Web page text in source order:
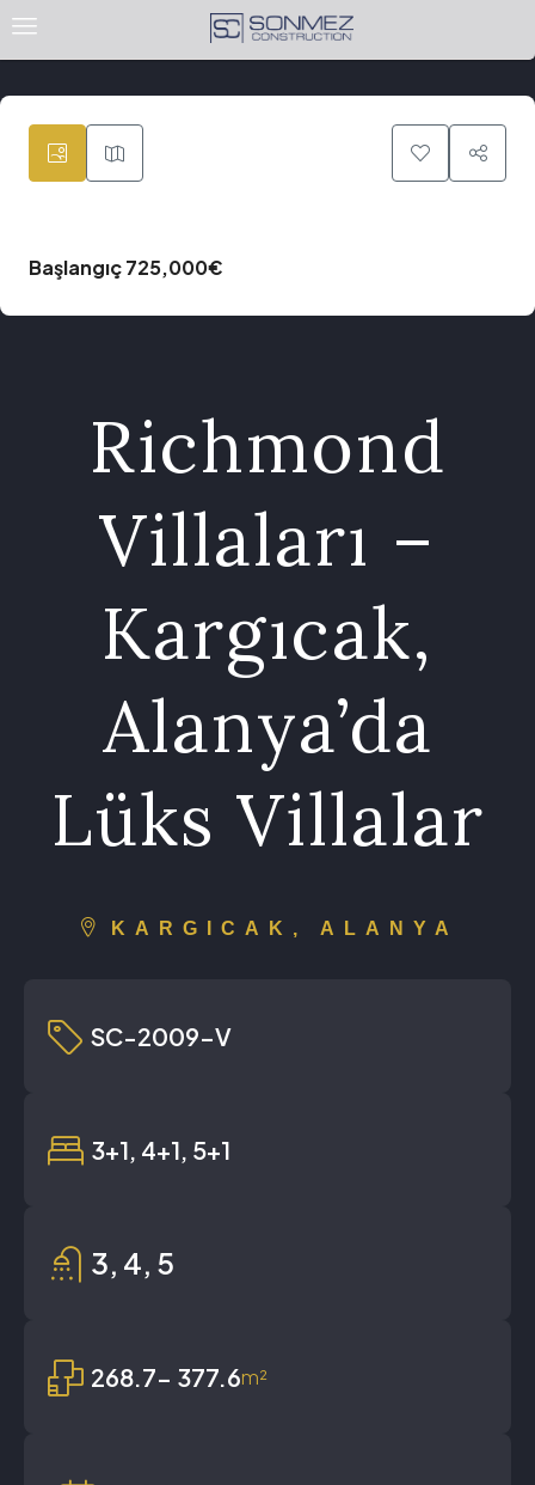
48
Başlangıç725,000€
Richmond
Villaları –
Kargıcak,
Alanya’da
Lüks Villalar
KARGICAK, ALANYA
SC-2009-V
3+1, 4+1, 5+1
3, 4, 5
m²
268.7- 377.6